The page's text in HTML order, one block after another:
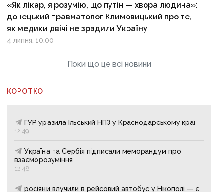
«Як лікар, я розумію, що путін — хвора людина»:
донецький травматолог Климовицький про те,
як медики двічі не зрадили Україну
4 липня, 10:00
Поки що це всі новини
КОРОТКО
ГУР уразила Ільський НПЗ у Краснодарському краї
12:49
Україна та Сербія підписали меморандум про
взаєморозуміння
12:48
росіяни влучили в рейсовий автобус у Нікополі — є